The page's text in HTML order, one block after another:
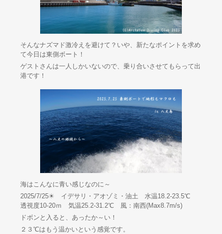
そんなナズマド激冷えを避けて？いや、新たなポイントを求め
て今日は東側ボート！
ゲストさんは一人しかいないので、乗り合いさせてもらって出
港です！
海はこんなに青い感じなのに～
2025/7/25☀ イデサリ・アオゾミ・油土 水温18.2-23.5℃
透視度10-20ｍ 気温25.2-31.2℃ 風：南西(Max8.7m/s)
ドボンと入ると、あったか～い！
２３℃はもう温かいという感覚です。